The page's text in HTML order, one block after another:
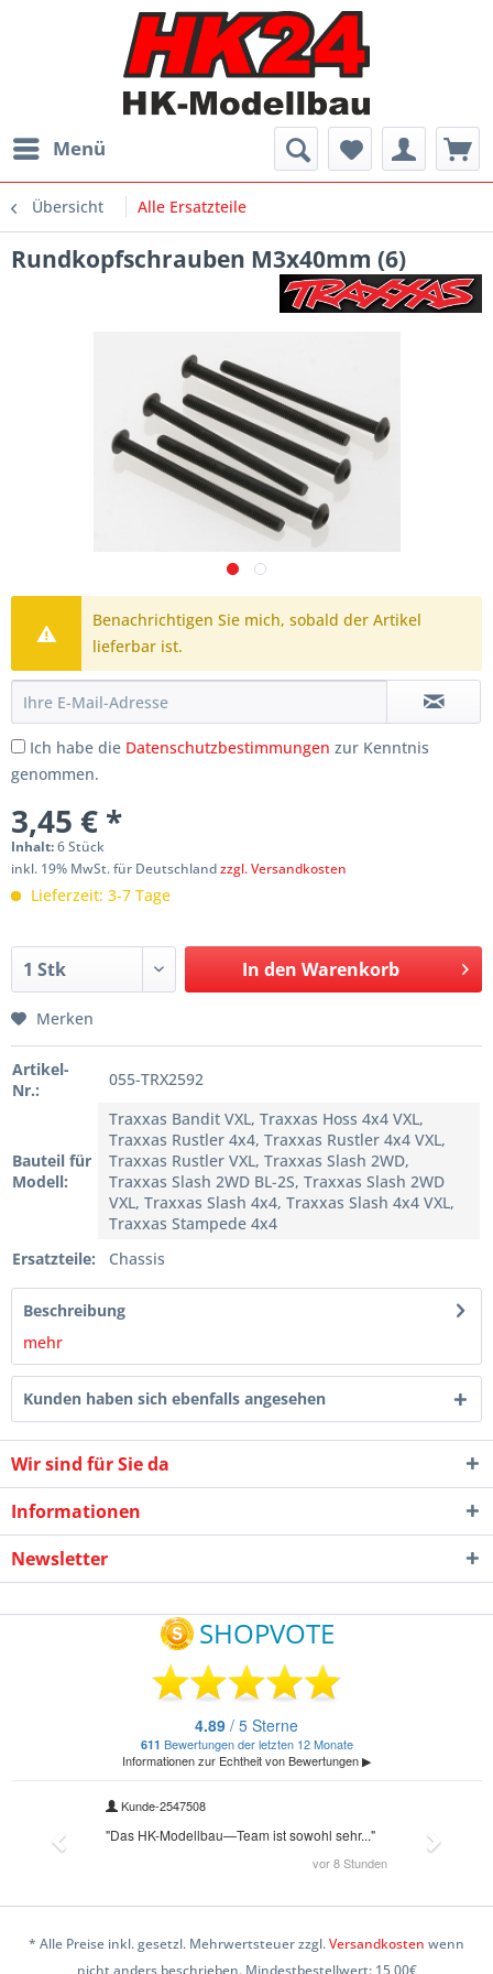
Menü
Übersicht Alle Ersatzteile
Rundkopfschrauben M3x40mm (6)
Benachrichtigen Sie mich, sobald der Artikel
lieferbar ist.
Ich habe die Datenschutzbestimmungen zur Kenntnis
genommen.
3,45 € *
Inhalt:6 Stück
inkl. 19% MwSt. für Deutschlandzzgl. Versandkosten
Lieferzeit: 3-7 Tage
In den Warenkorb
Merken
Artikel-
Nr.:
055-TRX2592
Bauteil für
Modell:
Traxxas Bandit VXL, Traxxas Hoss 4x4 VXL,
Traxxas Rustler 4x4, Traxxas Rustler 4x4 VXL,
Traxxas Rustler VXL, Traxxas Slash 2WD,
Traxxas Slash 2WD BL-2S, Traxxas Slash 2WD
VXL, Traxxas Slash 4x4, Traxxas Slash 4x4 VXL,
Traxxas Stampede 4x4
Ersatzteile:
Chassis
Beschreibung
mehr
Kunden haben sich ebenfalls angesehen
Wir sind für Sie da
Informationen
Newsletter
* Alle Preise inkl. gesetzl. Mehrwertsteuer zzgl.Versandkosten wenn
nicht anders beschrieben. Mindestbestellwert: 15,00€